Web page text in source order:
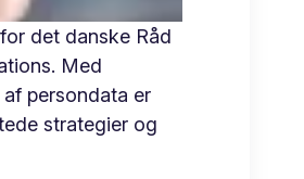
det danske Råd
Med
persondata er
strategier og